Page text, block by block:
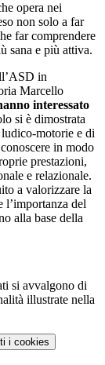
opera nei
non solo a far
far comprendere
sana e più attiva.
in
Marcello
interessato
si è dimostrata
motorie e di
in modo
prestazioni,
e relazionale.
a valorizzare la
l’importanza del
alla base della
si avvalgono di
illustrate nella
i cookies